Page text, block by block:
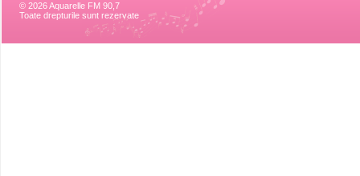
© 2026 Aquarelle FM 90,7
Toate drepturile sunt rezervate